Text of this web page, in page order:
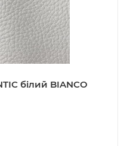
білий BIANCO